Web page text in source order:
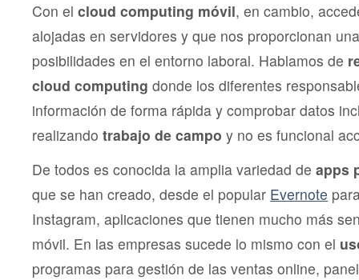
Con el cloud computing móvil, en cambio,
alojadas en servidores y que nos proporcionan
posibilidades en el entorno laboral. Hablamos de
cloud computing donde los diferentes
información de forma rápida y comprobar datos
realizando trabajo de campo y no es funcional
De todos es conocida la amplia variedad de apps
que se han creado, desde el popular Evernote
Instagram, aplicaciones que tienen mucho más
móvil. En las empresas sucede lo mismo con el
programas para gestión de las ventas online,